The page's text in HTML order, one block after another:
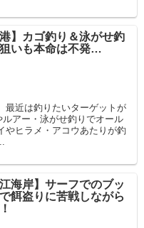
港】カゴ釣り＆泳がせ釣
いも本命は不発…
最近は釣りたいターゲットが
アー・泳がせ釣りでオール
やヒラメ・アコウあたりが釣
江海岸】サーフでのブッ
餌盗りに苦戦しながら